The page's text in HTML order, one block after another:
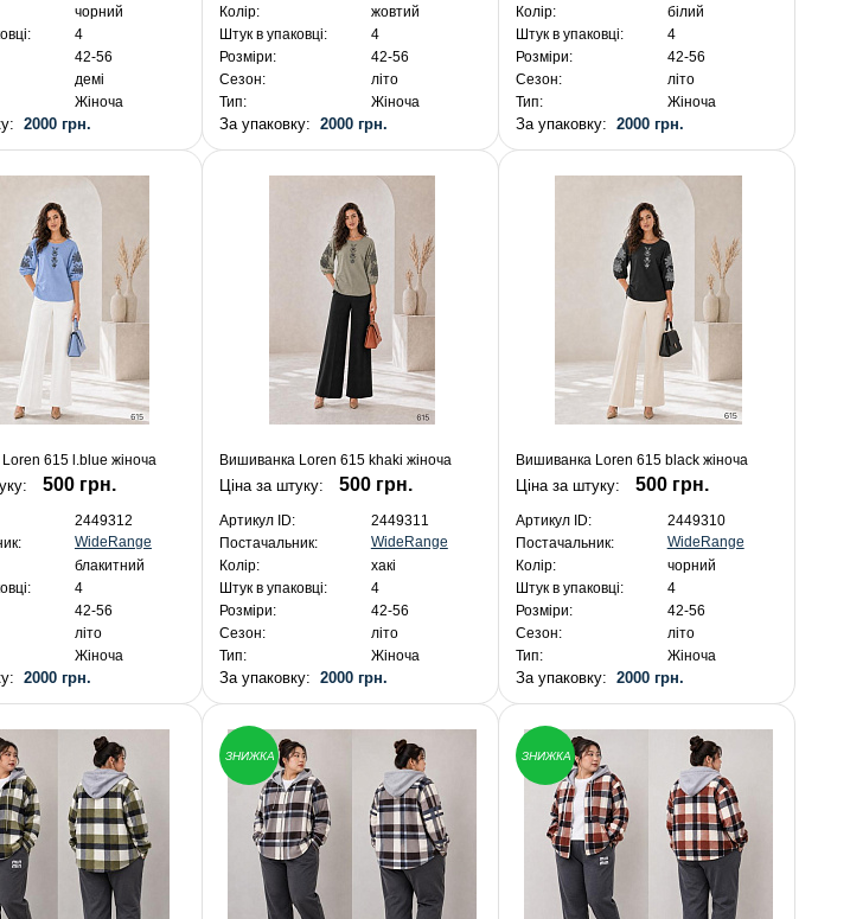
чорний
4
42-56
демі
Жіноча
2000 грн.
Колір:
жовтий
Штук в упаковці:
4
Розміри:
42-56
Сезон:
літо
Тип:
Жіноча
За упаковку: 2000 грн.
Колір:
білий
Штук в упаковці:
4
Розміри:
42-56
Сезон:
літо
Тип:
Жіноча
За упаковку: 2000 грн.
615 l.blue жіноча
500 грн.
2449312
WideRange
блакитний
4
42-56
літо
Жіноча
2000 грн.
Вишиванка Loren 615 khaki жіноча
Ціна за штуку: 500 грн.
Артикул ID:
2449311
Постачальник:
WideRange
Колір:
хакі
Штук в упаковці:
4
Розміри:
42-56
Сезон:
літо
Тип:
Жіноча
За упаковку: 2000 грн.
Вишиванка Loren 615 black жіноча
Ціна за штуку: 500 грн.
Артикул ID:
2449310
Постачальник:
WideRange
Колір:
чорний
Штук в упаковці:
4
Розміри:
42-56
Сезон:
літо
Тип:
Жіноча
За упаковку: 2000 грн.
ЗНИЖКА ЗНИЖКА